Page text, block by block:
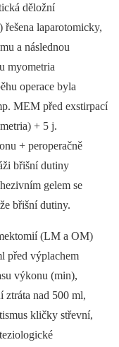
děložní
laparotomicky,
a následnou
myometria
operace byla
MEM před exstirpací
+ 5 j.
+ peroperačně
břišní dutiny
gelem se
břišní dutiny.
(LM a OM)
před výplachem
výkonu (min),
ztráta nad 500 ml,
kličky střevní,